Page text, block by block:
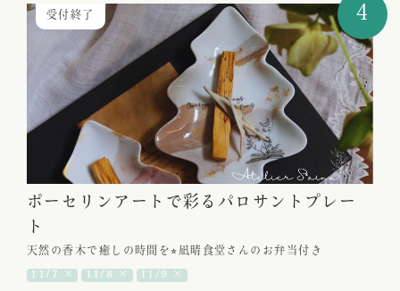
受付終了 4
ポーセリンアートで彩るパロサントプレー
ト
天然の香木で癒しの時間を⭐︎凪晴食堂さんのお弁当付き
11/7 × 11/8 × 11/9 ×